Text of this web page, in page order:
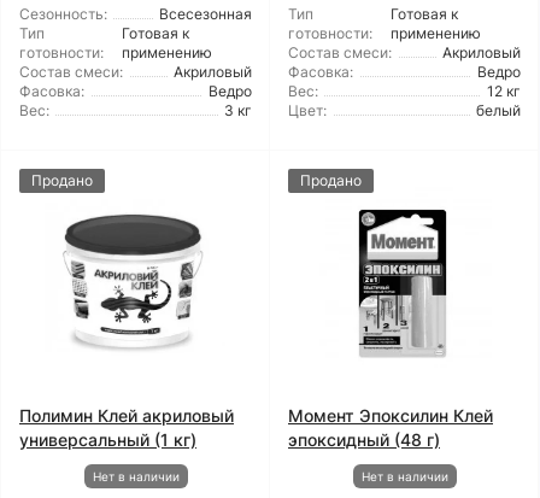
Сезонность:
Всесезонная
Тип
готовности:
Готовая к
применению
Состав смеси:
Акриловый
Фасовка:
Ведро
Вес:
3 кг
Тип
готовности:
Готовая к
применению
Состав смеси:
Акриловый
Фасовка:
Ведро
Вес:
12 кг
Цвет:
белый
Продано
Полимин Клей акриловый
универсальный (1 кг)
Нет в наличии
Продано
Момент Эпоксилин Клей
эпоксидный (48 г)
Нет в наличии